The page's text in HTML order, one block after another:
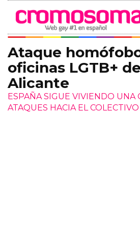
Ataque
oficinas LGTB+
Alicante
ESPAÑA SIGUE VIVIENDO UNA
ATAQUES HACIA EL